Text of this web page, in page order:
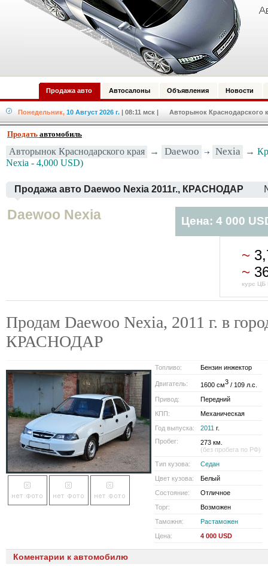
Продажа авто Автосалоны Объявления Новости
Понедельник, 10 Август 2026 г. | 08:11 мск | Авторынок Краснодарского
Продать автомобиль
Авторынок Краснодарского края → Daewoo Nexia
→
Nexia - 4,000 USD)
Продажа авто Daewoo Nexia 2011г., КРАСНОДАР
Daewoo Nexia Цена: 4 000
~
~
курс ЦБ
Продам Daewoo Nexia, 2011 г. в
КРАСНОДАР
Топливо: Бензин инжектор
Двигатель: 1600 см3 / 109 л.с.
Привод:
Передний
КПП:
Механическая
Год выпуска:
2011 г.
Пробег:
273 км.
(без пробега по РФ)
Тип кузова:
Седан
Цвет кузова:
Белый
Состояние:
Отличное
Торг:
Возможен
Таможня:
Растаможен
Цена:
4 000 USD
Коментарии к автомобилю